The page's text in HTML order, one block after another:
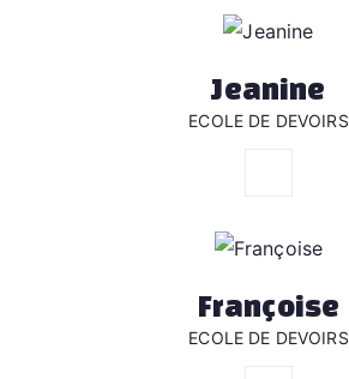
Jeanine
ECOLE DE DEVOIRS
Françoise
ECOLE DE DEVOIRS